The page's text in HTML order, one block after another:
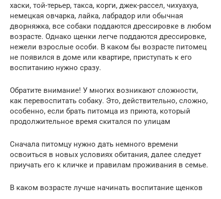
хаски, той-терьер, такса, корги, джек-рассел, чихуахуа,
немецкая овчарка, лайка, лабрадор или обычная
дворняжка, все собаки поддаются дрессировке в любом
возрасте. Однако щенки легче поддаются дрессировке,
нежели взрослые особи. В каком бы возрасте питомец
не появился в доме или квартире, приступать к его
воспитанию нужно сразу.
Обратите внимание! У многих возникают сложности,
как перевоспитать собаку. Это, действительно, сложно,
особенно, если брать питомца из приюта, который
продолжительное время скитался по улицам
Сначала питомцу нужно дать немного времени
освоиться в новых условиях обитания, далее следует
приучать его к кличке и правилам проживания в семье.
В каком возрасте лучше начинать воспитание щенков